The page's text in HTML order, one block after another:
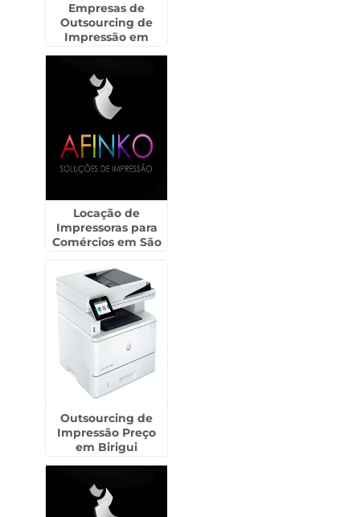
Empresas de
Outsourcing de
Impressão em
Locação de
Impressoras para
Comércios em São
Outsourcing de
Impressão Preço
em Birigui